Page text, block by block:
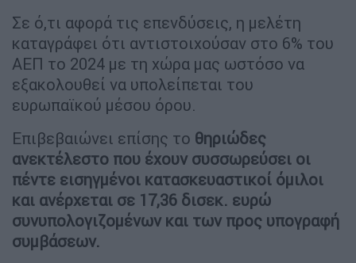
Σε ό,τι αφορά τις επενδύσεις, η μελέτη
καταγράφει ότι αντιστοιχούσαν στο 6% του
ΑΕΠ το 2024 με τη χώρα μας ωστόσο να
εξακολουθεί να υπολείπεται του
ευρωπαϊκού μέσου όρου.
Επιβεβαιώνει επίσης το θηριώδες
ανεκτέλεστο που έχουν συσσωρεύσει οι
πέντε εισηγμένοι κατασκευαστικοί όμιλοι
και ανέρχεται σε 17,36 δισεκ. ευρώ
συνυπολογιζομένων και των προς υπογραφή
συμβάσεων.